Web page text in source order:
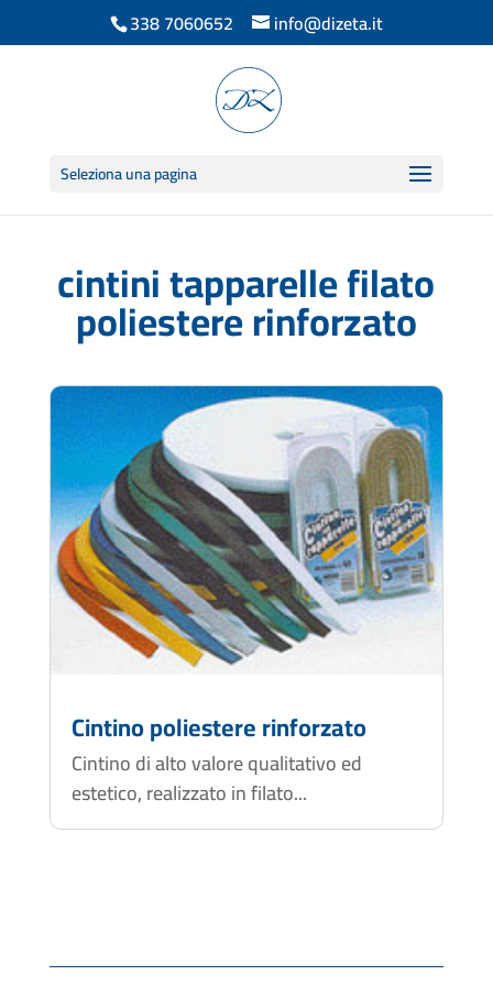
338 7060652 info@dizeta.it
Seleziona una pagina
cintini tapparelle filato
poliestere rinforzato
Cintino poliestere rinforzato
Cintino di alto valore qualitativo ed
estetico, realizzato in filato...